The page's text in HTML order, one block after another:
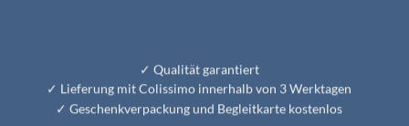
Qualität garantiert
Lieferung mit Colissimo innerhalb von 3 Werktagen
Geschenkverpackung und Begleitkarte kostenlos